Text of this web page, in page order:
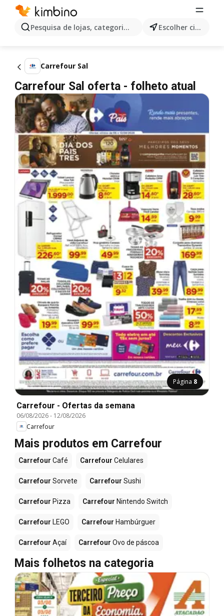
Pesquisa de lojas, categorias,produtos... Escolher cidade
Carrefour Sal
Carrefour Sal oferta - folheto atual
Página 8
Carrefour - Ofertas da semana
06/08/2026- 12/08/2026
Carrefour
Mais produtos em Carrefour
Carrefour Café Carrefour Celulares
Carrefour Sorvete Carrefour Sushi
Carrefour Pizza Carrefour Nintendo Switch
Carrefour LEGO Carrefour Hambúrguer
Carrefour Açaí Carrefour Ovo de páscoa
Mais folhetos na categoria